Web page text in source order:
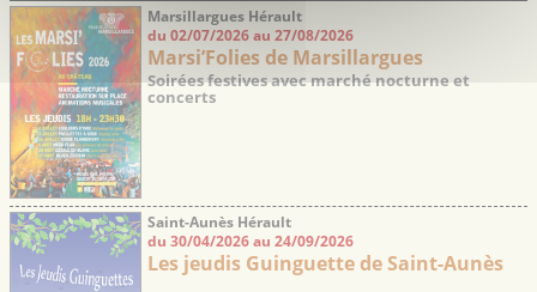
Marsillargues Hérault
du 02/07/2026 au 27/08/2026
Marsi’Folies de Marsillargues
Soirées festives avec marché nocturne et
concerts
Saint-Aunès Hérault
du 30/04/2026 au 24/09/2026
Les jeudis Guinguette de Saint-Aunès